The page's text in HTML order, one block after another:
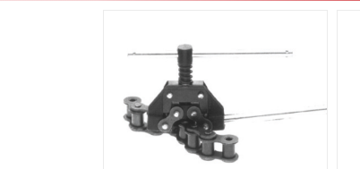
שרשרת וגלגלי שיניים